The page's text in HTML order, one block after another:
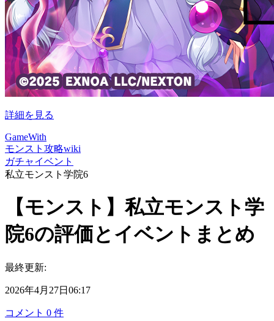
詳細を見る
GameWith
モンスト攻略wiki
ガチャイベント
私立モンスト学院6
【モンスト】私立モンスト学
院6の評価とイベントまとめ
最終更新:
2026年4月27日06:17
コメント 0 件